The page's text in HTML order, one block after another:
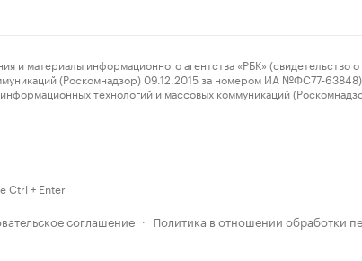
информационного агентства «РБК» (свидетельство о
(Роскомнадзор) 09.12.2015 за номером ИА №ФС77-63848)
технологий и массовых коммуникаций
Ctrl + Enter
соглашение · Политика в отношении обработки